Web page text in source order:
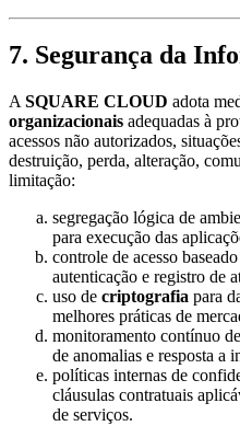
7. Segurança da
A SQUARE CLOUD adota
organizacionais adequadas à
acessos não autorizados,
destruição, perda, alteração,
limitação:
segregação lógica de
para execução das
controle de acesso
autenticação e registro de
uso de criptografia para
melhores práticas de
monitoramento contínuo
de anomalias e resposta a
políticas internas de
cláusulas contratuais
de serviços.